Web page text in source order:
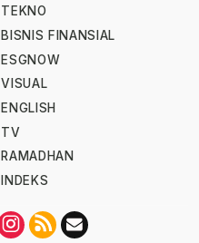
TEKNO
BISNIS FINANSIAL
ESGNOW
VISUAL
ENGLISH
TV
RAMADHAN
INDEKS